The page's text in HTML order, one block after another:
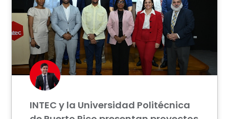
INTEC y la Universidad Politécnica